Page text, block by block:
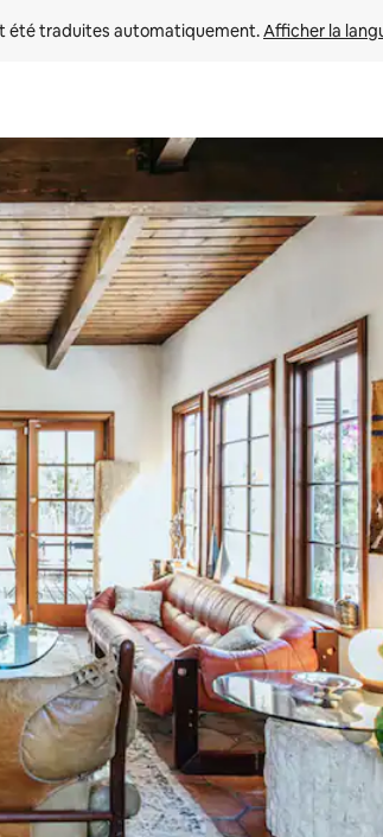
été traduites automatiquement. Afficher la
bas pour les parcourir ou en appuyant et en